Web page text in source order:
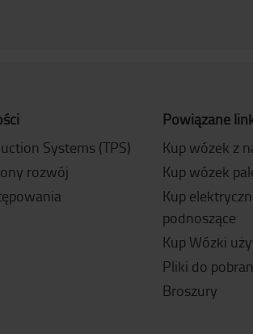
Systems (TPS)
rozwój
Powiązane
Kup wózek z
Kup wózek
Kup
podnoszące
Kup Wózki
Pliki do
Broszury